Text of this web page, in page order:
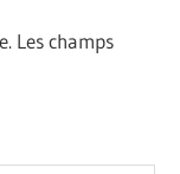
Les champs